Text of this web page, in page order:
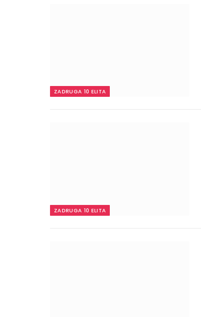
ZADRUGA 10 ELITA
ZADRUGA 10 ELITA